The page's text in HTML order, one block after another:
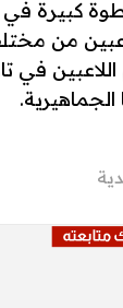
كبيرة
من
في